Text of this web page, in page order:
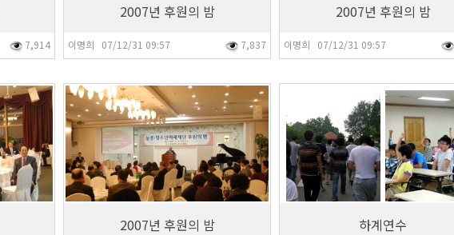
7,914
2007년 후원의 밤
이명희 07/12/31 09:57 7,837
2007년 후원의 밤
이명희 07/12/31 09:57
7,924
2007년 후원의 밤 하계연수